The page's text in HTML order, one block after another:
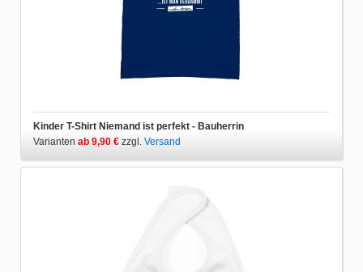
Kinder T-Shirt Niemand ist perfekt - Bauherrin
Varianten ab 9,90 € zzgl. Versand